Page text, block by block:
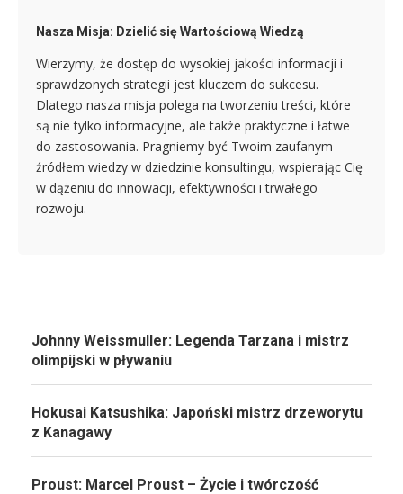
Nasza Misja: Dzielić się Wartościową Wiedzą
Wierzymy, że dostęp do wysokiej jakości informacji i
sprawdzonych strategii jest kluczem do sukcesu.
Dlatego nasza misja polega na tworzeniu treści, które
są nie tylko informacyjne, ale także praktyczne i łatwe
do zastosowania. Pragniemy być Twoim zaufanym
źródłem wiedzy w dziedzinie konsultingu, wspierając Cię
w dążeniu do innowacji, efektywności i trwałego
rozwoju.
Johnny Weissmuller: Legenda Tarzana i mistrz
olimpijski w pływaniu
Hokusai Katsushika: Japoński mistrz drzeworytu
z Kanagawy
Proust: Marcel Proust – Życie i twórczość